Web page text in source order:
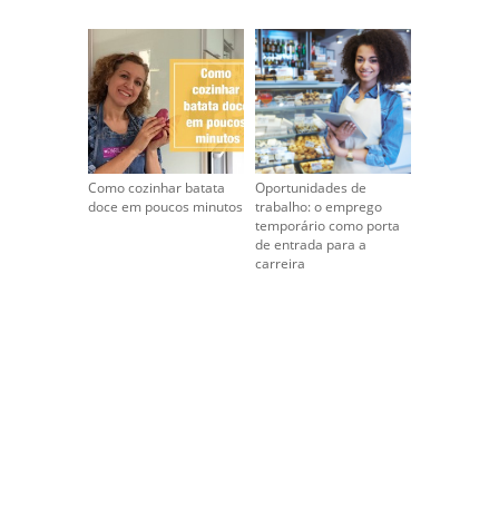
Como cozinhar batata
doce em poucos minutos
Oportunidades de
trabalho: o emprego
temporário como porta
de entrada para a
carreira